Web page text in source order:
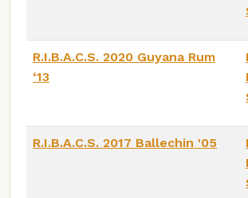
R.I.B.A.C.S. 2020 Guyana Rum
‘13
R.I.B.A.C.S. 2017 Ballechin '05